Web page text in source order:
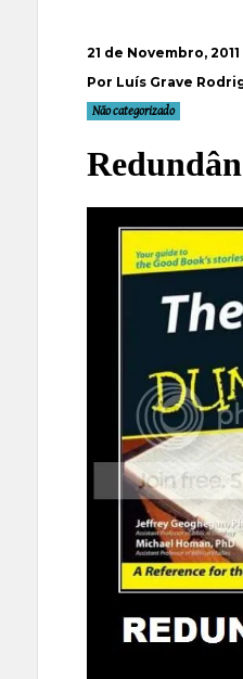
21 de Novembro, 2011
Por Luís Grave
Não categorizado